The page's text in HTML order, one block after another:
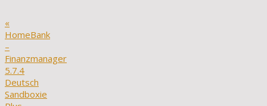
«
HomeBank
–
Finanzmanager
5.7.4
Deutsch
Sandboxie